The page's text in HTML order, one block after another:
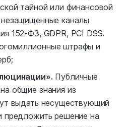
тайной или финансовой
каналы
152-ФЗ, GDPR, PCI DSS.
штрафы и
Публичные
общие знания из
выдать несуществующий
предложить решение на